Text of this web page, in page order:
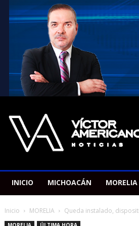
Americano
Victor
INICIO MICHOACÁN MORELIA
Inicio MORELIA Queda instalado,